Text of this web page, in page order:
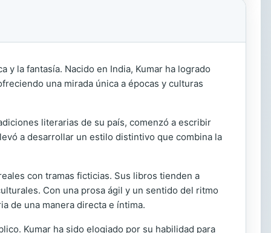
la fantasía. Nacido en India, Kumar ha logrado
una mirada única a épocas y culturas
literarias de su país, comenzó a escribir
a desarrollar un estilo distintivo que combina la
con tramas ficticias. Sus libros tienden a
Con una prosa ágil y un sentido del ritmo
de una manera directa e íntima.
Kumar ha sido elogiado por su habilidad para